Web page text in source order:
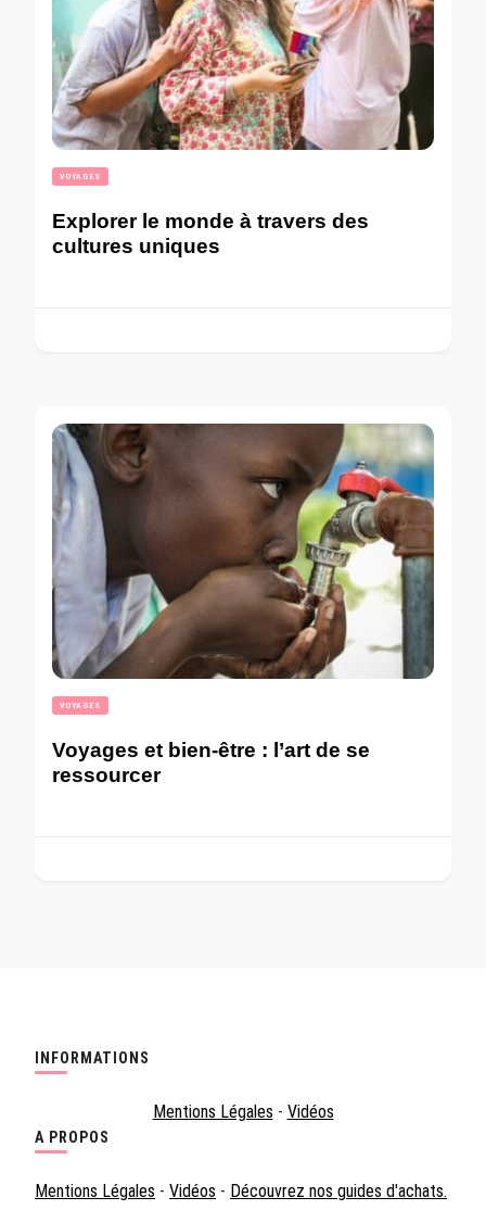
VOYAGES
Explorer le monde à travers des
cultures uniques
VOYAGES
Voyages et bien-être : l’art de se
ressourcer
INFORMATIONS
Mentions Légales - Vidéos
A PROPOS
Mentions Légales - Vidéos - Découvrez nos guides d'achats.